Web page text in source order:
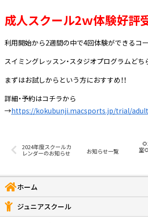
成人スクール2ｗ体験好評
利用開始から2週間の中で4回体験ができるコ
スイミングレッスン・スタジオプログラムどち
まずはお試しからという方におすすめ！！
詳細・予約はコチラから
→https://kokubunji.macsports.jp/trial/
2024年度スクールカ
レンダーのお知らせ
お知らせ一覧
室
ホーム
ジュニアスクール